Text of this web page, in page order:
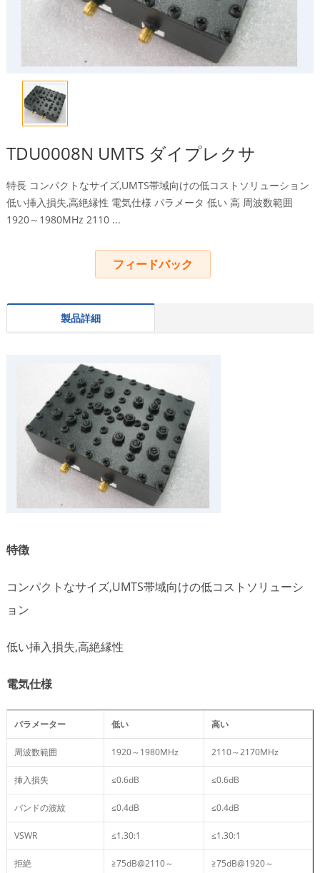
TDU0008N UMTS ダイプレクサ
特長 コンパクトなサイズ,UMTS帯域向けの低コストソリューション
低い挿入損失,高絶縁性 電気仕様 パラメータ 低い 高 周波数範囲
1920～1980MHz 2110 ...
フィードバック
製品詳細
特徴
コンパクトなサイズ,UMTS帯域向けの低コストソリューシ
ョン
低い挿入損失,高絶縁性
電気仕様
パラメーター 低い 高い
周波数範囲 1920～1980MHz 2110～2170MHz
挿入損失 ≤0.6dB ≤0.6dB
バンドの波紋 ≤0.4dB ≤0.4dB
VSWR ≤1.30:1 ≤1.30:1
拒絶
≧75dB@2110～
≧75dB@1920～